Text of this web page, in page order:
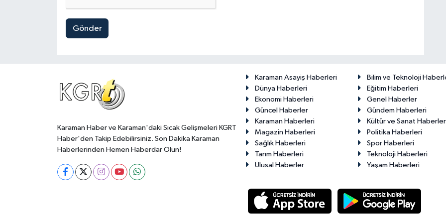
Gönder
Karaman Haber ve Karaman'daki Sıcak Gelişmeleri KGRT
Haber'den Takip Edebilirsiniz. Son Dakika Karaman
Haberlerinden Hemen Haberdar Olun!
Karaman Asayiş Haberleri
Bilim ve Teknoloji
Dünya Haberleri
Eğitim Haberleri
Ekonomi Haberleri
Genel Haberler
Güncel Haberler
Gündem Haberleri
Karaman Haberleri
Kültür ve Sanat
Magazin Haberleri
Politika Haberleri
Sağlık Haberleri
Spor Haberleri
Tarım Haberleri
Teknoloji Haberleri
Ulusal Haberler
Yaşam Haberleri